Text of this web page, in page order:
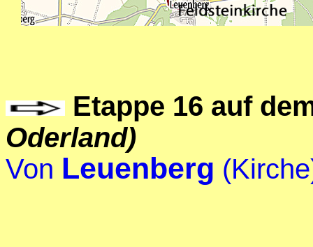
Etappe 16 auf
Oderland)
Von Leuenberg